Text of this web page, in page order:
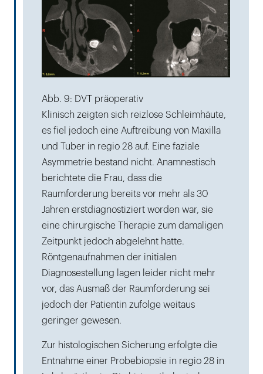
Abb. 9: DVT präoperativ
Klinisch zeigten sich reizlose Schleimhäute,
es fiel jedoch eine Auftreibung von Maxilla
und Tuber in regio 28 auf. Eine faziale
Asymmetrie bestand nicht. Anamnestisch
berichtete die Frau, dass die
Raumforderung bereits vor mehr als 30
Jahren erstdiagnostiziert worden war, sie
eine chirurgische Therapie zum damaligen
Zeitpunkt jedoch abgelehnt hatte.
Röntgenaufnahmen der initialen
Diagnosestellung lagen leider nicht mehr
vor, das Ausmaß der Raumforderung sei
jedoch der Patientin zufolge weitaus
geringer gewesen.
Zur histologischen Sicherung erfolgte die
Entnahme einer Probebiopsie in regio 28 in